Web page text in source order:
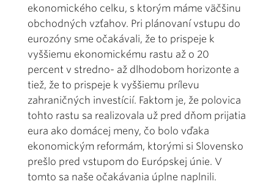
ekonomického celku, s ktorým máme väčšinu
obchodných vzťahov. Pri plánovaní vstupu do
eurozóny sme očakávali, že to prispeje k
vyššiemu ekonomickému rastu až o 20
percent v stredno- až dlhodobom horizonte a
tiež, že to prispeje k vyššiemu prílevu
zahraničných investícií. Faktom je, že polovica
tohto rastu sa realizovala už pred dňom prijatia
eura ako domácej meny, čo bolo vďaka
ekonomickým reformám, ktorými si Slovensko
prešlo pred vstupom do Európskej únie. V
tomto sa naše očakávania úplne naplnili.